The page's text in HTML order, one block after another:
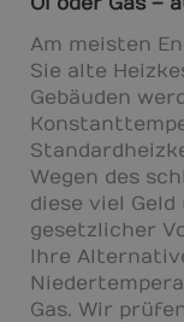
Am meisten
Sie alte
Gebäuden
Wegen des
diese viel
gesetzlicher
Ihre
Gas. Wir